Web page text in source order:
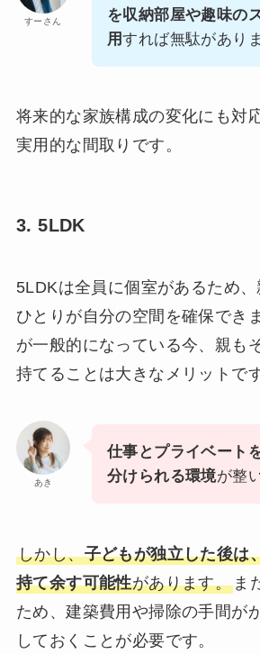
すーさん
を収納部屋や趣味の
用すれば無駄があり
将来的な家族構成の変化にも対
実用的な間取りです。
3. 5LDK
5LDKは全員に個室があるため、
ひとりが自分の空間を確保でき
が一般的になっている今、親も
持てることは大きなメリットです
あき
仕事とプライベート
分けられる環境が整
しかし、子どもが独立した後は
持て余す可能性があります。 ま
ため、建築費用や掃除の手間が
しておくことが必要です。